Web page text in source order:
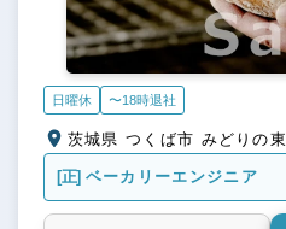
日曜休 〜18時退社
茨城県 つくば市 みどりの東
[正] ベーカリーエンジニア